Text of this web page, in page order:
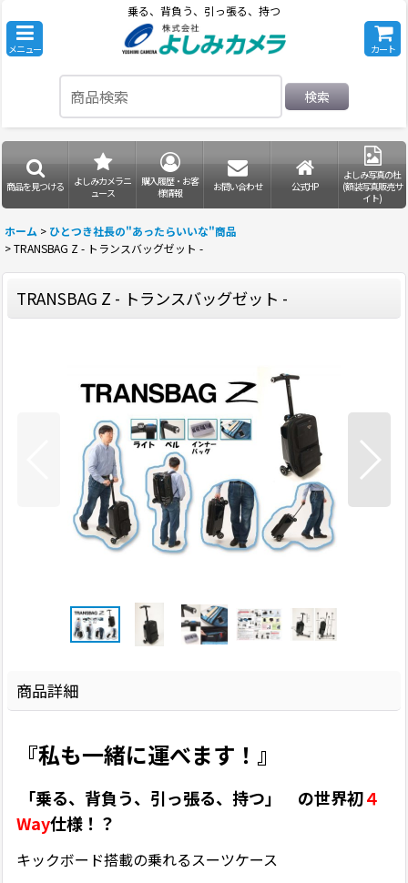
乗る、背負う、引っ張る、持つ
メニュー カート
検索
商品を見つける
よしみカメラニ
ュース
購入履歴・お客
様情報
お問い合わせ 公式HP
よしみ写真の杜
(額装写真販売サ
イト)
ホーム > ひとつき社長の"あったらいいな"商品
>TRANSBAG Z - トランスバッグゼット -
TRANSBAG Z - トランスバッグゼット -
商品詳細
『私も一緒に運べます！』
「乗る、背負う、引っ張る、持つ」 の世界初４
Way仕様！？
キックボード搭載の乗れるスーツケース